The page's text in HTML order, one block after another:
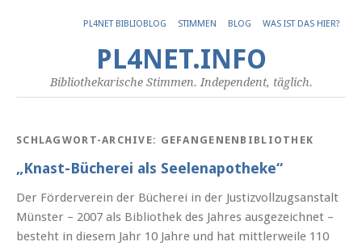
PL4NET BIBLIOBLOG STIMMEN BLOG WAS IST DAS HIER?
PL4NET.INFO
Bibliothekarische Stimmen. Independent, täglich.
SCHLAGWORT-ARCHIVE: GEFANGENENBIBLIOTHEK
„Knast-Bücherei als Seelenapotheke“
Der Förderverein der Bücherei in der Justizvollzugsanstalt
Münster – 2007 als Bibliothek des Jahres ausgezeichnet –
besteht in diesem Jahr 10 Jahre und hat mittlerweile 110